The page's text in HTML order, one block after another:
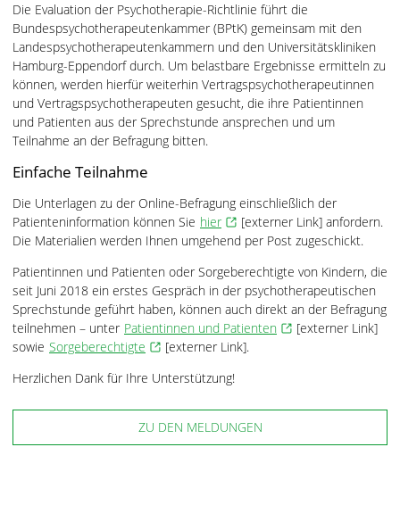
Die Evaluation der Psychotherapie-Richtlinie führt die
Bundespsychotherapeutenkammer (BPtK) gemeinsam mit den
Landespsychotherapeutenkammern und den Universitätskliniken
Hamburg-Eppendorf durch. Um belastbare Ergebnisse ermitteln zu
können, werden hierfür weiterhin Vertragspsychotherapeutinnen
und Vertragspsychotherapeuten gesucht, die ihre Patientinnen
und Patienten aus der Sprechstunde ansprechen und um
Teilnahme an der Befragung bitten.
Einfache Teilnahme
Die Unterlagen zu der Online-Befragung einschließlich der
Patienteninformation können Sie hier
[externer Link] anfordern.
Die Materialien werden Ihnen umgehend per Post zugeschickt.
Patientinnen und Patienten oder Sorgeberechtigte von Kindern, die
seit Juni 2018 ein erstes Gespräch in der psychotherapeutischen
Sprechstunde geführt haben, können auch direkt an der Befragung
teilnehmen – unter Patientinnen und Patienten
[externer Link]
sowie Sorgeberechtigte
[externer Link].
Herzlichen Dank für Ihre Unterstützung!
ZU DEN MELDUNGEN